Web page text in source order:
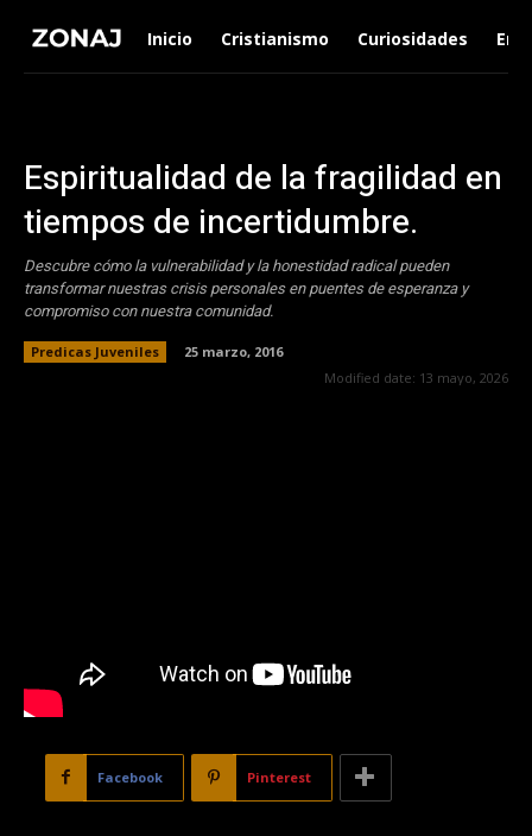
Inicio Cristianismo Curiosidades
Espiritualidad de la fragilidad en
tiempos de incertidumbre.
Descubre cómo la vulnerabilidad y la honestidad radical pueden
transformar nuestras crisis personales en puentes de esperanza y
compromiso con nuestra comunidad.
Predicas Juveniles
25 marzo, 2016
Modified date: 13 mayo, 2026
Facebook Pinterest